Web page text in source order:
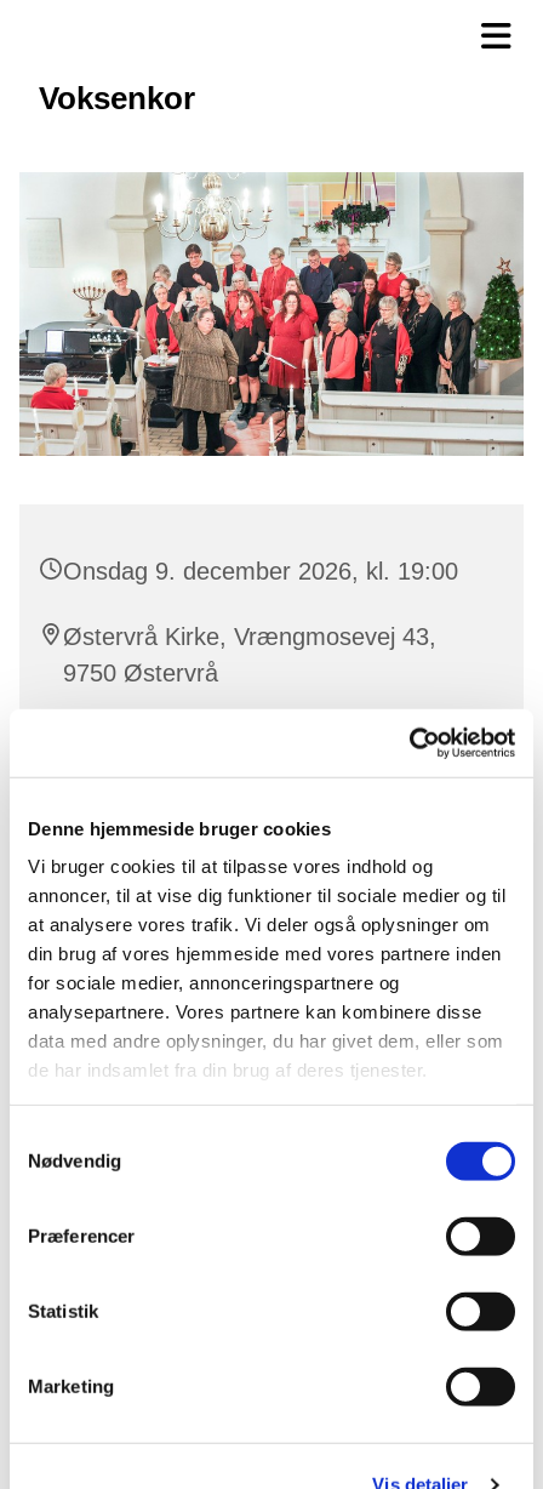
Denne hjemmeside bruger cookies
Vi bruger cookies til at tilpasse vores indhold og
annoncer, til at vise dig funktioner til sociale medier og til
at analysere vores trafik. Vi deler også oplysninger om
din brug af vores hjemmeside med vores partnere inden
for sociale medier, annonceringspartnere og
analysepartnere. Vores partnere kan kombinere disse
data med andre oplysninger, du har givet dem, eller som
de har indsamlet fra din brug af deres tjenester.
Nødvendig
Præferencer
Statistik
Marketing
Vis detaljer
Voksenkor
Onsdag 9. december 2026, kl. 19:00
Østervrå Kirke, Vrængmosevej 43,
9750 Østervrå
I voksenkoret synger vi viser, sange, gospel og pop i
to, tre eller fire stemmer.
Alle kan være med – der er altid plads til nye!